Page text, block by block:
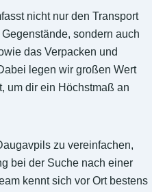
nicht nur den Transport
sondern auch
das Verpacken und
legen wir großen Wert
um dir ein Höchstmaß an
zu vereinfachen,
bei der Suche nach einer
kennt sich vor Ort bestens